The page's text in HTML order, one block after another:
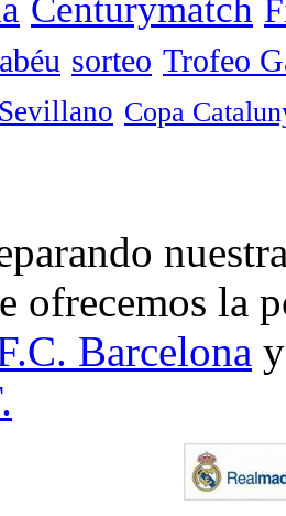
Centurymatch
sorteo Trofeo
Copa
ofrecemos la
Barcelona